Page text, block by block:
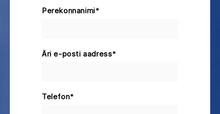
Perekonnanimi*
Äri e-posti aadress*
Telefon*